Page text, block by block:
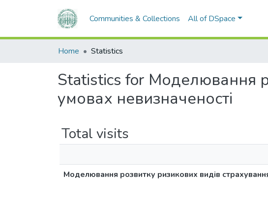
Communities & Collections All of DSpace
Home Statistics
Statistics for Моделювання
умовах невизначеності
Total visits
Моделювання розвитку ризикових видів